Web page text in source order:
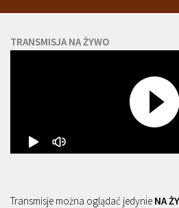
TRANSMISJA NA ŻYWO
Transmisje można oglądać jedynie NA